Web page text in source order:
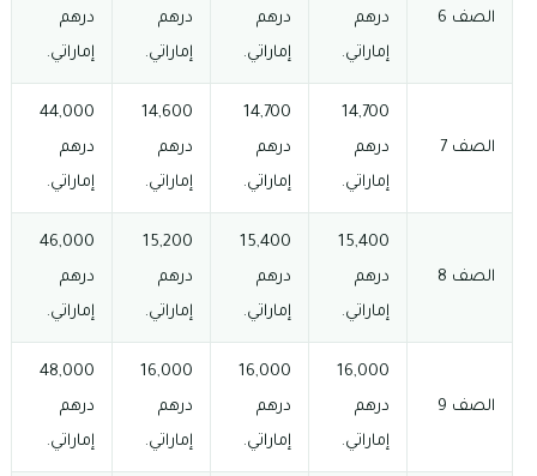
الصف 6
درهم
إماراتي.
درهم
إماراتي.
درهم
إماراتي.
درهم
إماراتي.
الصف 7
14,700
درهم
إماراتي.
14,700
درهم
إماراتي.
14,600
درهم
إماراتي.
44,000
درهم
إماراتي.
الصف 8
15,400
درهم
إماراتي.
15,400
درهم
إماراتي.
15,200
درهم
إماراتي.
46,000
درهم
إماراتي.
الصف 9
16,000
درهم
إماراتي.
16,000
درهم
إماراتي.
16,000
درهم
إماراتي.
48,000
درهم
إماراتي.